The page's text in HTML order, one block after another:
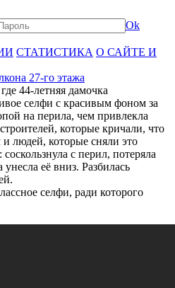
Ok
СТАТИСТИКА О САЙТЕ И
27-го этажа
44-летняя дамочка
селфи с красивым фоном за
на перила, чем привлекла
которые кричали, что
и людей, которые сняли это
с перил, потеряла
её вниз. Разбилась
селфи, ради которого